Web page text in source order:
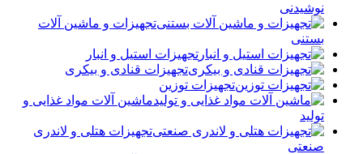
نوشیدنی
تجهیزات و ماشین آلات
بستنی
تجهیزات استیل و انبار
تجهیزات قنادی و بیکری
تجهیزات توزین
ماشین آلات مواد غذایی و
تولید
تجهیزات هتلی و لاندری
صنعتی